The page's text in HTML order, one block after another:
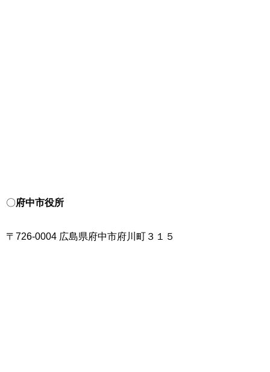
〇府中市役所
〒726-0004 広島県府中市府川町３１５